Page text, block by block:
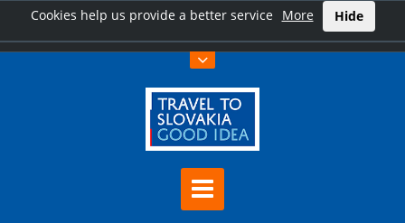
Cookies help us provide a better service More Hide